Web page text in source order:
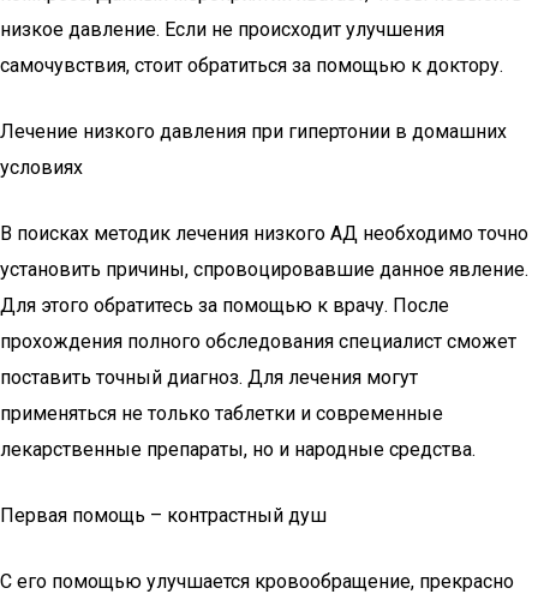
низкое давление. Если не происходит улучшения
самочувствия, стоит обратиться за помощью к доктору.
Лечение низкого давления при гипертонии в домашних
условиях
В поисках методик лечения низкого АД необходимо точно
установить причины, спровоцировавшие данное явление.
Для этого обратитесь за помощью к врачу. После
прохождения полного обследования специалист сможет
поставить точный диагноз. Для лечения могут
применяться не только таблетки и современные
лекарственные препараты, но и народные средства.
Первая помощь – контрастный душ
С его помощью улучшается кровообращение, прекрасно